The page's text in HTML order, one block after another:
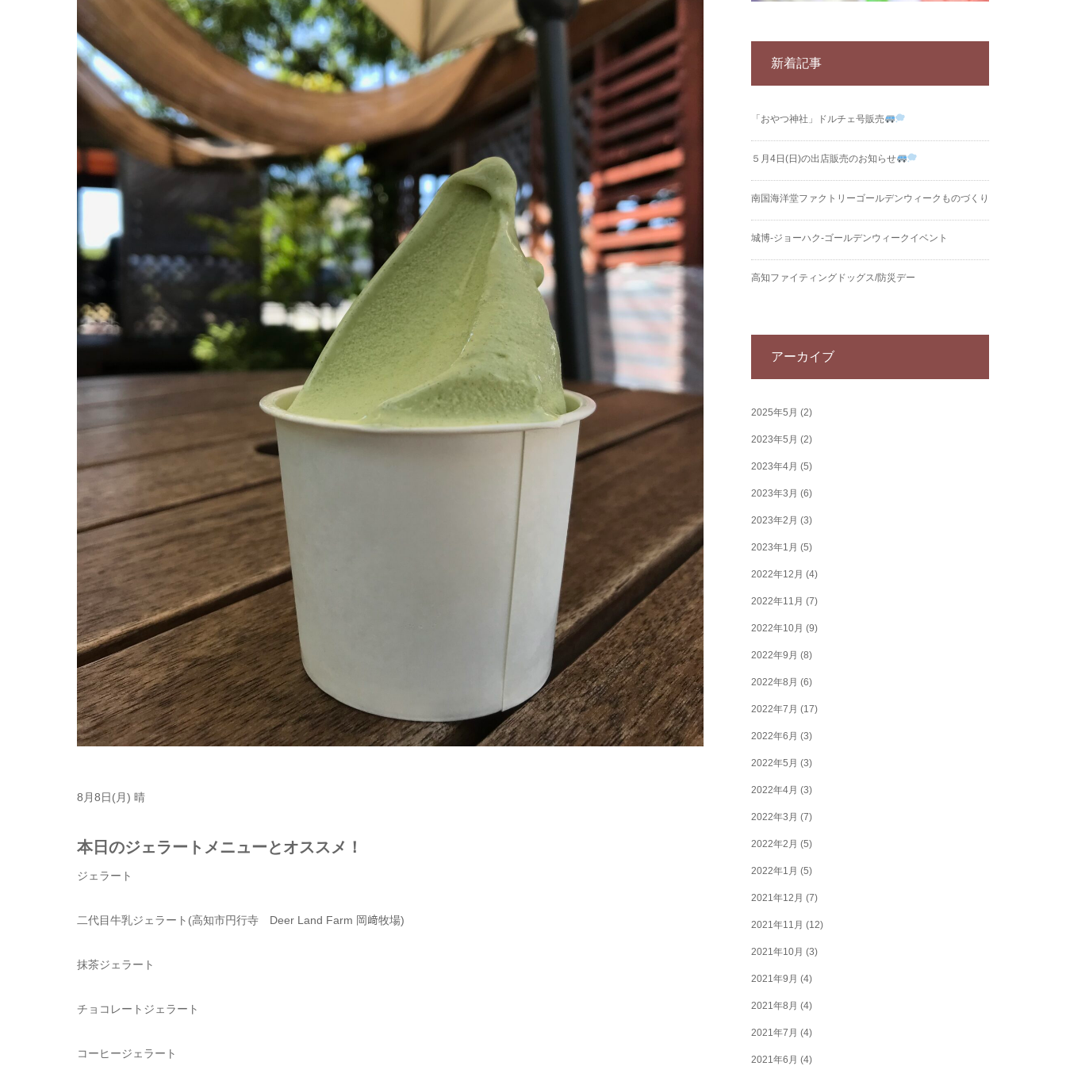
8月8日(月) 晴
本日のジェラートメニューとオススメ！
ジェラート
二代目牛乳ジェラート (高知市円行寺 Deer Land Farm 岡﨑牧場)
抹茶ジェラート
チョコレートジェラート
コーヒージェラート
新着記事
「おやつ神社」ドルチェ号販売
５月4日(日)の出店販売のお知らせ
南国海洋堂ファクトリーゴールデンウィークものづくり
城博‐ジョーハク‐ゴールデンウィークイベント
高知ファイティングドッグス/防災デー
アーカイブ
2025年5月 (2)
2023年5月 (2)
2023年4月 (5)
2023年3月 (6)
2023年2月 (3)
2023年1月 (5)
2022年12月 (4)
2022年11月 (7)
2022年10月 (9)
2022年9月 (8)
2022年8月 (6)
2022年7月 (17)
2022年6月 (3)
2022年5月 (3)
2022年4月 (3)
2022年3月 (7)
2022年2月 (5)
2022年1月 (5)
2021年12月 (7)
2021年11月 (12)
2021年10月 (3)
2021年9月 (4)
2021年8月 (4)
2021年7月 (4)
2021年6月 (4)